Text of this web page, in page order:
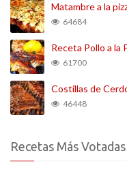
Matambre a la
64684
Receta Pollo a la
61700
Costillas de
46448
Recetas Más Votadas